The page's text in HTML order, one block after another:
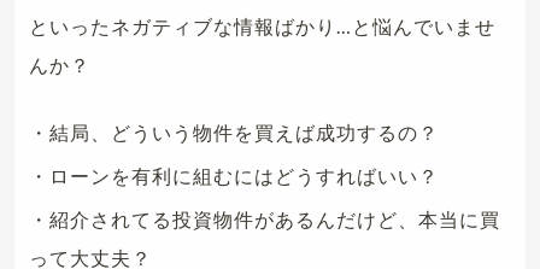
といったネガティブな情報ばかり…と悩んでいませ
んか？
・結局、どういう物件を買えば成功するの？
・ローンを有利に組むにはどうすればいい？
・紹介されてる投資物件があるんだけど、本当に買
って大丈夫？